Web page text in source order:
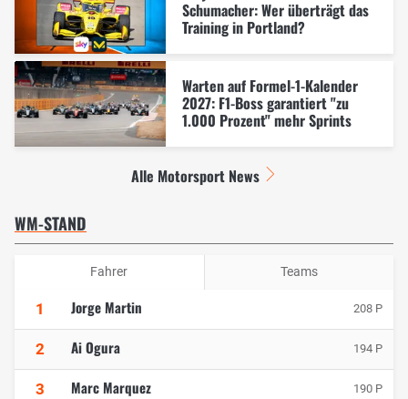
Schumacher: Wer überträgt das
Training in Portland?
Warten auf Formel-1-Kalender
2027: F1-Boss garantiert "zu
1.000 Prozent" mehr Sprints
Alle Motorsport News
WM-STAND
Fahrer Teams
1 Jorge Martin 208 P
2 Ai Ogura 194 P
3 Marc Marquez 190 P